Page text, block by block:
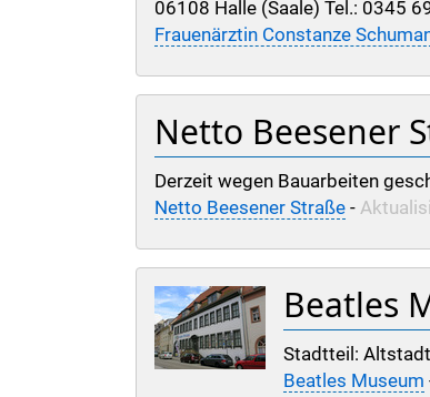
06108 Halle (Saale) Tel.: 0345
Frauenärztin Constanze
Netto Beesener
Derzeit wegen Bauarbeiten
Netto Beesener Straße -
Beatles
Stadtteil:
Beatles Museum